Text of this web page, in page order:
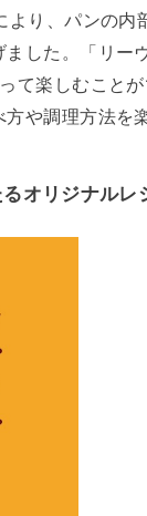
り、パンの内
した。「リー
て楽しむこと
や調理方法を
オリジナルレ